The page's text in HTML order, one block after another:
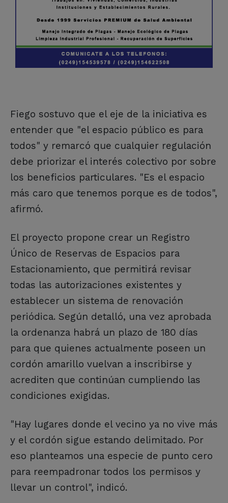
Fiego sostuvo que el eje de la iniciativa es
entender que "el espacio público es para
todos" y remarcó que cualquier regulación
debe priorizar el interés colectivo por sobre
los beneficios particulares. "Es el espacio
más caro que tenemos porque es de todos",
afirmó.
El proyecto propone crear un Registro
Único de Reservas de Espacios para
Estacionamiento, que permitirá revisar
todas las autorizaciones existentes y
establecer un sistema de renovación
periódica. Según detalló, una vez aprobada
la ordenanza habrá un plazo de 180 días
para que quienes actualmente poseen un
cordón amarillo vuelvan a inscribirse y
acrediten que continúan cumpliendo las
condiciones exigidas.
"Hay lugares donde el vecino ya no vive más
y el cordón sigue estando delimitado. Por
eso planteamos una especie de punto cero
para reempadronar todos los permisos y
llevar un control", indicó.